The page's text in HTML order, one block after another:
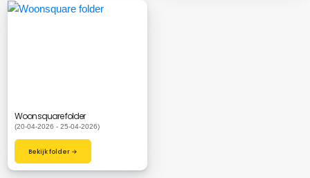
Woonsquare folder
(20-04-2026 - 25-04-2026)
Bekijk folder →